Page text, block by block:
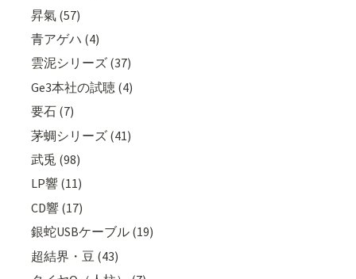
昇氣 (57)
青アゲハ (4)
雲泥シリーズ (37)
Ge3本社の試聴 (4)
要石 (7)
茅蜩シリーズ (41)
武兎 (98)
LP響 (11)
CD響 (17)
銀蛇USBケーブル (19)
超結界・豆 (43)